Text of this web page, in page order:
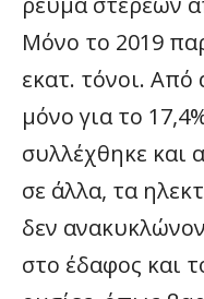
Μόνο το 2019
εκατ. τόνοι. Από
μόνο για το
συλλέχθηκε και
σε άλλα, τα
δεν
στο έδαφος και